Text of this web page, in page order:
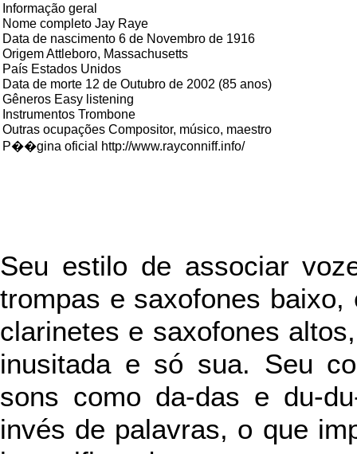
Informação geral
Nome completo Jay Raye
Data de nascimento 6 de Novembro de 1916
Origem Attleboro, Massachusetts
País Estados Unidos
Data de morte 12 de Outubro de 2002 (85 anos)
Gêneros Easy listening
Instrumentos Trombone
Outras ocupações Compositor, músico, maestro
P��gina oficial http://www.rayconniff.info/
Seu estilo de associar
trompas e saxofones
clarinetes e saxofones
inusitada e só sua. Seu
sons como da-das e du-
invés de palavras, o que